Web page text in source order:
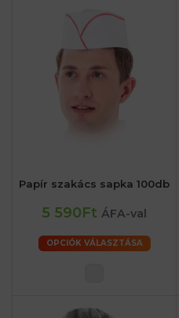
Papír szakács sapka 100db
5 590Ft ÁFA-val
OPCIÓK VÁLASZTÁSA